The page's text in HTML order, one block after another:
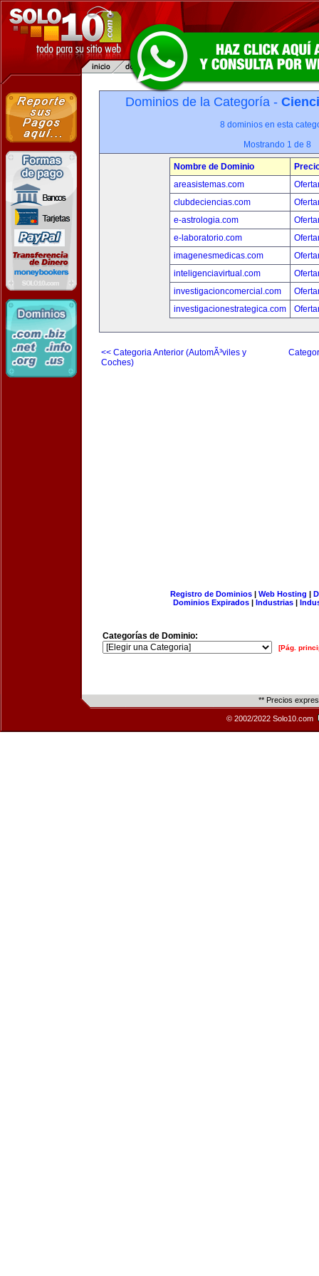
Dominios de la Categoría -
8 dominios en esta
Mostrando 1 de 8
Nombre de Dominio
areasistemas.com
clubdeciencias.com
e-astrologia.com
e-laboratorio.com
imagenesmedicas.com
inteligenciavirtual.com
investigacioncomercial.com
investigacionestrategica.com
<< Categoria Anterior (AutomÃ³viles y
Coches)
Registro de Dominios| Web Hosting |
Dominios Expirados | Industrias |
Categorías de Dominio:
[Pág.
** Precios
© 2002/2022 Solo10.com